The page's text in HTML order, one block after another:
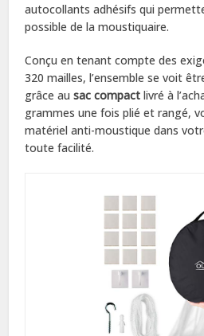
autocollants adhésifs qui
possible de la moustiquaire.
Conçu en tenant compte des
320 mailles, l’ensemble se voit
grâce ausac compact livré à
grammes une fois plié et rangé,
matériel anti-moustique dans
toute facilité.